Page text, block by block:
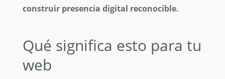
construir presencia digital reconocible.
Qué significa esto para tu
web